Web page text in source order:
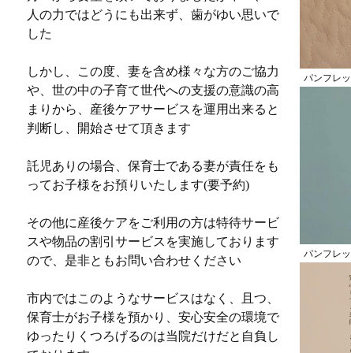
パンフレ
パンフレ
人の力ではどうにも出来ず、歯がゆい思いで
した
しかし、この度、妻を含め様々な方のご協力
や、世の中の子育て世代への支援の意識の高
まりから、産後ケアサービスを運用出来ると
判断し、開始させて頂きます
託児ありの場合、保育士である妻が責任をも
ってお子様をお預りいたします(要予約)
その他に産後ケアをご利用の方は特待サービ
スや物品の割引サービスを実施しております
ので、是非ともお問い合わせください
市内ではこのようなサービスはなく、且つ、
保育士がお子様を預かり、安心安全の環境で
ゆったりくつろげるのは当院だけだと自負し